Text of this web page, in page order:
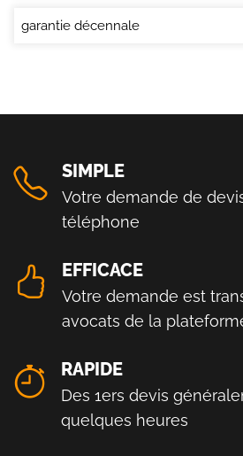
garantie décennale
SIMPLE
Votre demande de
téléphone
EFFICACE
Votre demande est
avocats de la
RAPIDE
Des 1ers devis
quelques heures